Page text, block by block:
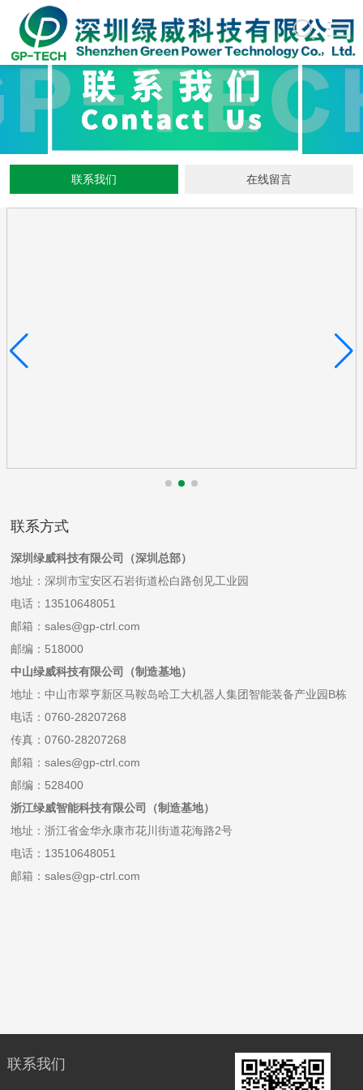
联系我们 在线留言
联系方式
深圳绿威科技有限公司（深圳总部）
地址：深圳市宝安区石岩街道松白路创见工业园
电话： 13510648051
邮箱：sales@gp-ctrl.com
邮编：518000
中山绿威科技有限公司（制造基地）
地址：中山市翠亨新区马鞍岛哈工大机器人集团智能装备产业园B栋
电话：0760-28207268
传真：0760-28207268
邮箱：sales@gp-ctrl.com
邮编：528400
浙江绿威智能科技有限公司（制造基地）
地址：浙江省金华永康市花川街道花海路2号
电话：13510648051
邮箱：sales@gp-ctrl.com
联系我们